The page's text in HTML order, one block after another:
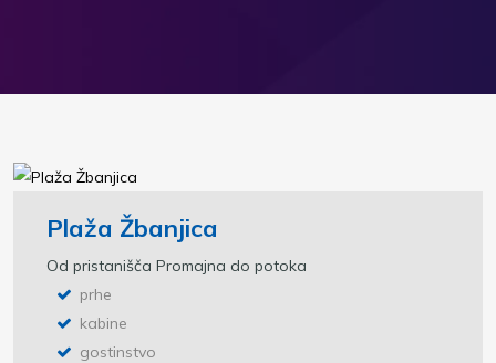
Plaža Žbanjica
Od pristanišča Promajna do potoka
prhe
kabine
gostinstvo